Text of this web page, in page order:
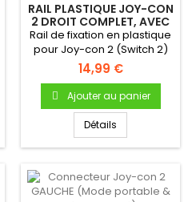
RAIL PLASTIQUE JOY-CON
2 DROIT COMPLET, AVEC
NAPPES DE CONNEXION ET
BOUTONS...
Rail de fixation en plastique
pour Joy-con 2 (Switch 2)
DroitPermet de...
14,99 €
Ajouter au panier
Détails